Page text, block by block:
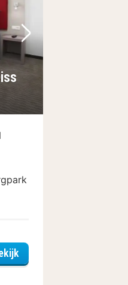
Volgende foto
Golden Tulip Kassel